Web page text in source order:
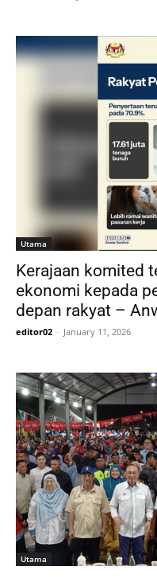
Utama
Kerajaan komited
ekonomi kepada
depan rakyat –
editor02 - January 11, 2026
Utama